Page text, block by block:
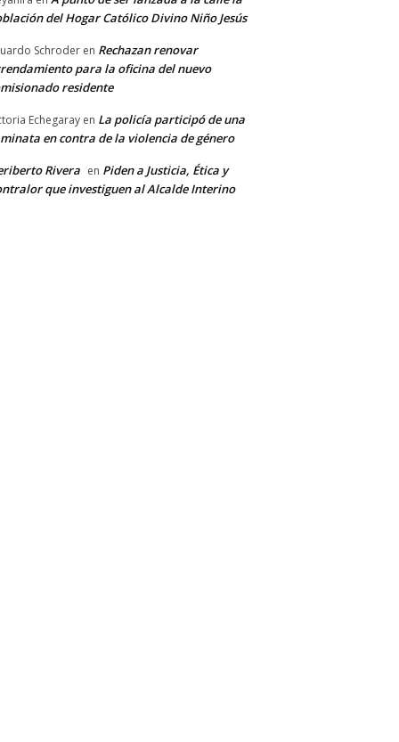
del Hogar Católico Divino Niño Jesús
Schroder en Rechazan renovar
para la oficina del nuevo
residente
Echegaray en La policía participó de una
en contra de la violencia de género
Rivera en Piden a Justicia, Ética y
que investiguen al Alcalde Interino